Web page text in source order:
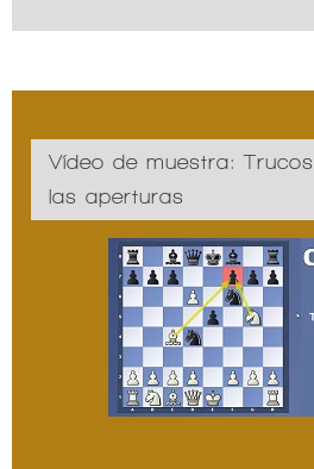
Vídeo de muestra:
las aperturas